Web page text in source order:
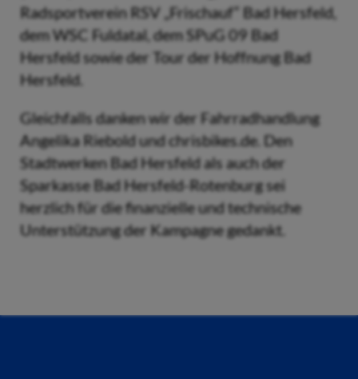
Radsportverein RSV „Frischauf“ Bad Hersfeld,
dem WSC Fuldatal, dem SPuG 09 Bad
Hersfeld sowie der Tour der Hoffnung Bad
Hersfeld.
Gleichfalls danken wir der Fahrradhandlung
Angelika Riebold und chrisbikes.de. Den
Stadtwerken Bad Hersfeld als auch der
Sparkasse Bad Hersfeld-Rotenburg sei
herzlich für die finanzielle und technische
Unterstützung der Kampagne gedankt.